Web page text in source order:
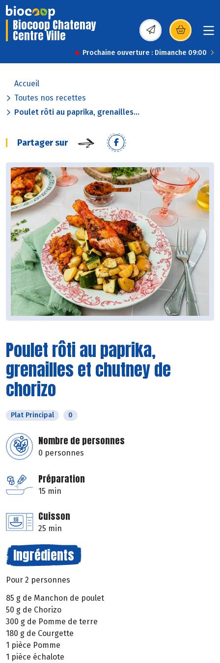
Biocoop Chatenay
Centre Ville (s’ouvre dans une
Prochaine ouverture : Dimanche 09:00
Accueil
Toutes nos recettes
Poulet rôti au paprika, grenailles...
Partager sur
Poulet rôti au paprika,
grenailles et chutney de
chorizo
Plat Principal 0
Nombre de personnes
0 personnes
Préparation
15 min
Cuisson
25 min
Ingrédients
Pour 2 personnes
85 g de Manchon de poulet
50 g de Chorizo
300 g de Pomme de terre
180 g de Courgette
1 pièce Pomme
1 pièce échalote